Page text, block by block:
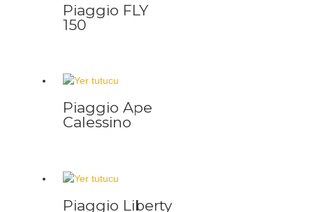
Piaggio FLY
150
Piaggio Ape
Calessino
Piaggio Liberty